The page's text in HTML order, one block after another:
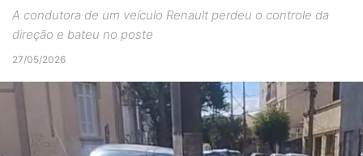
A condutora de um veículo Renault perdeu o controle da
direção e bateu no poste
27/05/2026